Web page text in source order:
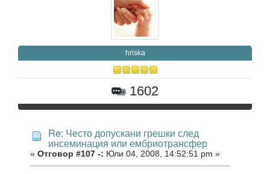
hriska
1602
Re: Често допускани грешки след
инсеминация или ембриотрансфер
« Отговор #107 -: Юли 04, 2008, 14:52:51 pm »